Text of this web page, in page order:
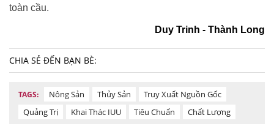
toàn cầu.
Duy Trinh - Thành Long
CHIA SẺ ĐẾN BẠN BÈ:
TAGS: Nông Sản Thủy Sản
Truy Xuất Nguồn Gốc
Quảng Trị
Khai Thác IUU Tiêu Chuẩn Chất Lượng